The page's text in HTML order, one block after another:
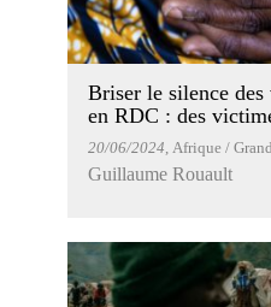
Briser le silence des
en RDC : des
20/06/2024 , Afrique /
Guillaume Rouault